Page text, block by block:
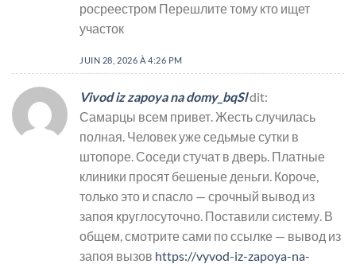
росреестром Перешлите тому кто ищет
участок
JUIN 28, 2026 À 4:26 PM
Vivod iz zapoya na domy_bqSldit:
Самарцы всем привет. Жесть случилась
полная. Человек уже седьмые сутки в
штопоре. Соседи стучат в дверь. Платные
клиники просят бешеные деньги. Короче,
только это и спасло — срочный вывод из
запоя круглосуточно. Поставили систему. В
общем, смотрите сами по ссылке — вывод из
запоя вызов https://vyvod-iz-zapoya-na-